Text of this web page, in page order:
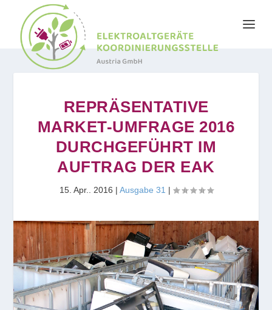
REPRÄSENTATIVE
MARKET-UMFRAGE 2016
DURCHGEFÜHRT IM
AUFTRAG DER EAK
15. Apr.. 2016 | Ausgabe 31 |